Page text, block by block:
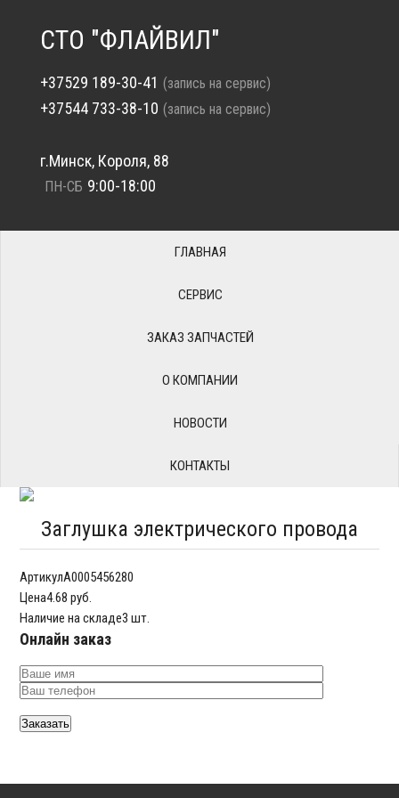
СТО "ФЛАЙВИЛ"
+37529 189-30-41 (запись на сервис)
+37544 733-38-10 (запись на сервис)
г.Минск, Короля, 88
ПН-СБ 9:00-18:00
ГЛАВНАЯ
СЕРВИС
ЗАКАЗ ЗАПЧАСТЕЙ
О КОМПАНИИ
НОВОСТИ
КОНТАКТЫ
Заглушка электрического провода
АртикулA0005456280
Цена4.68 руб.
Наличие на складе3 шт.
Онлайн заказ